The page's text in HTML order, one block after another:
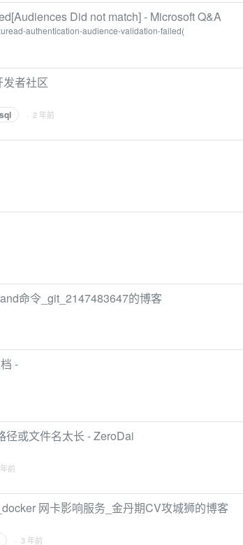
Did not match] - Microsoft Q&A
authentication-audience-validation-failed(
者社区
· 2 年前
命令_git_2147483647的博客
-
径或文件名太长 - ZeroDai
前
网卡影响服务_金丹期CV攻城狮的博客
· 3 年前